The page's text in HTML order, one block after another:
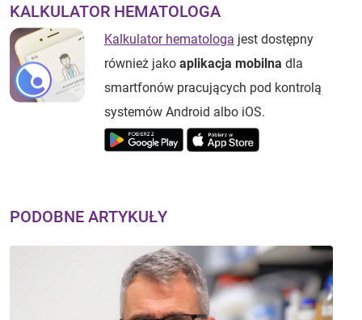
KALKULATOR HEMATOLOGA
Kalkulator hematologa jest dostępny
również jako aplikacja mobilna dla
smartfonów pracujących pod kontrolą
systemów Android albo iOS.
PODOBNE ARTYKUŁY